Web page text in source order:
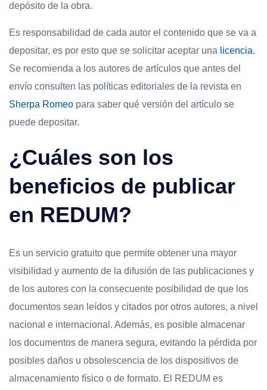
depósito de la obra.
Es responsabilidad de cada autor el contenido que se va a
depositar, es por esto que se solicitar aceptar una licencia.
Se recomienda a los autores de artículos que antes del
envío consulten las políticas editoriales de la revista en
Sherpa Romeo para saber qué versión del artículo se
puede depositar.
¿Cuáles son los
beneficios de publicar
en REDUM?
Es un servicio gratuito que permite obtener una mayor
visibilidad y aumento de la difusión de las publicaciones y
de los autores con la consecuente posibilidad de que los
documentos sean leídos y citados por otros autores, a nivel
nacional e internacional. Además, es posible almacenar
los documentos de manera segura, evitando la pérdida por
posibles daños u obsolescencia de los dispositivos de
almacenamiento físico o de formato. El REDUM es